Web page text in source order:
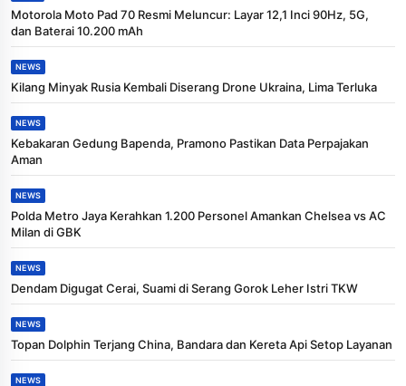
Motorola Moto Pad 70 Resmi Meluncur: Layar 12,1 Inci 90Hz, 5G,
dan Baterai 10.200 mAh
NEWS
Kilang Minyak Rusia Kembali Diserang Drone Ukraina, Lima Terluka
NEWS
Kebakaran Gedung Bapenda, Pramono Pastikan Data Perpajakan
Aman
NEWS
Polda Metro Jaya Kerahkan 1.200 Personel Amankan Chelsea vs AC
Milan di GBK
NEWS
Dendam Digugat Cerai, Suami di Serang Gorok Leher Istri TKW
NEWS
Topan Dolphin Terjang China, Bandara dan Kereta Api Setop Layanan
NEWS